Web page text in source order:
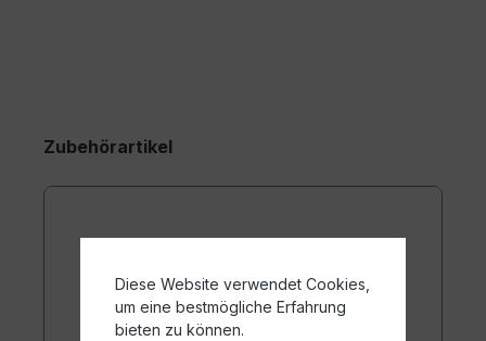
Zubehörartikel
Diese Website verwendet Cookies,
um eine bestmögliche Erfahrung
bieten zu können.